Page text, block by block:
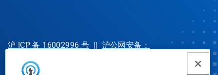
沪 ICP 备 16002996 号 || 沪公网安备：